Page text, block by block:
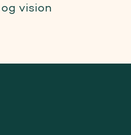
vision